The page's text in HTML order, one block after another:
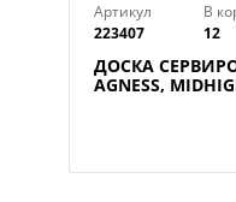
Артикул
223407
В
12
ДОСКА
AGNESS,